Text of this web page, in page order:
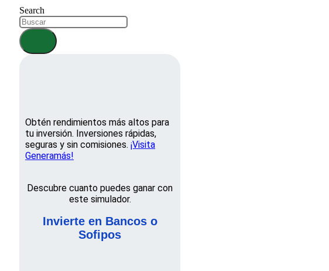
Search
Obtén rendimientos más altos para
tu inversión. Inversiones rápidas,
seguras y sin comisiones. ¡Visita
Generamás!
Descubre cuanto puedes ganar con
este simulador.
Invierte en Bancos o
Sofipos